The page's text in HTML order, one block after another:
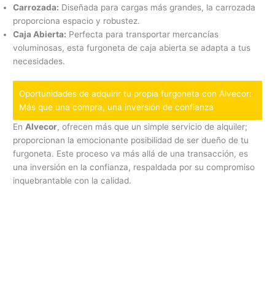
Carrozada: Diseñada para cargas más grandes, la carrozada
proporciona espacio y robustez.
Caja Abierta: Perfecta para transportar mercancías
voluminosas, esta furgoneta de caja abierta se adapta a tus
necesidades.
Oportunidades de adquirir tu propia furgoneta con Alvecor:
Más que una compra, una inversión de confianza
En Alvecor, ofrecen más que un simple servicio de alquiler;
proporcionan la emocionante posibilidad de ser dueño de tu
furgoneta. Este proceso va más allá de una transacción, es
una inversión en la confianza, respaldada por su compromiso
inquebrantable con la calidad.